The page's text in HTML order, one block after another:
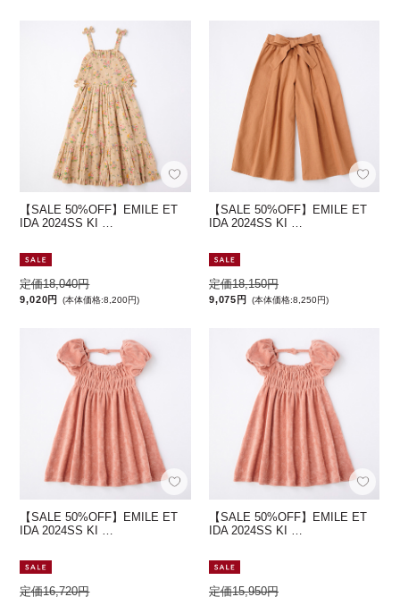
【SALE 50%OFF】EMILE ET
IDA 2024SS KI …
定価18,040円
9,020円 (本体価格:8,200円)
【SALE 50%OFF】EMILE ET
IDA 2024SS KI …
定価18,150円
9,075円 (本体価格:8,250円)
【SALE 50%OFF】EMILE ET
IDA 2024SS KI …
定価16,720円
【SALE 50%OFF】EMILE ET
IDA 2024SS KI …
定価15,950円